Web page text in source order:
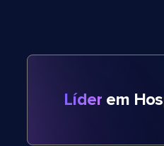
Líder em